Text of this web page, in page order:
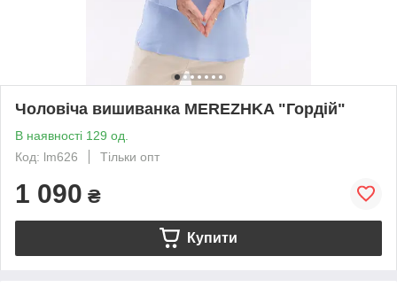
Чоловіча вишиванка MEREZHKA "Гордій"
В наявності 129 од.
Код: lm626
Тільки опт
1 090 ₴
Купити